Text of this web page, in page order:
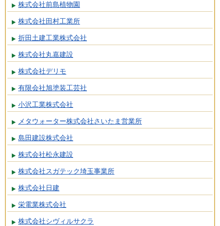
株式会社前島植物園
株式会社田村工業所
折田土建工業株式会社
株式会社丸嘉建設
株式会社デリモ
有限会社旭塗装工芸社
小沢工業株式会社
メタウォーター株式会社さいたま営業所
島田建設株式会社
株式会社松永建設
株式会社スガテック埼玉事業所
株式会社日建
栄電業株式会社
株式会社シヴィルサクラ